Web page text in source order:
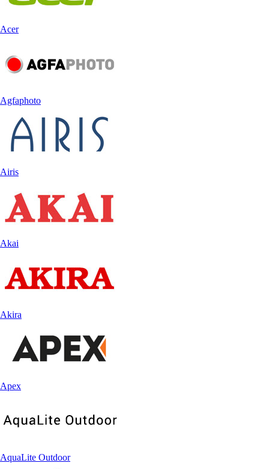
Acer
Agfaphoto
Airis
Akai
Akira
Apex
AquaLite Outdoor